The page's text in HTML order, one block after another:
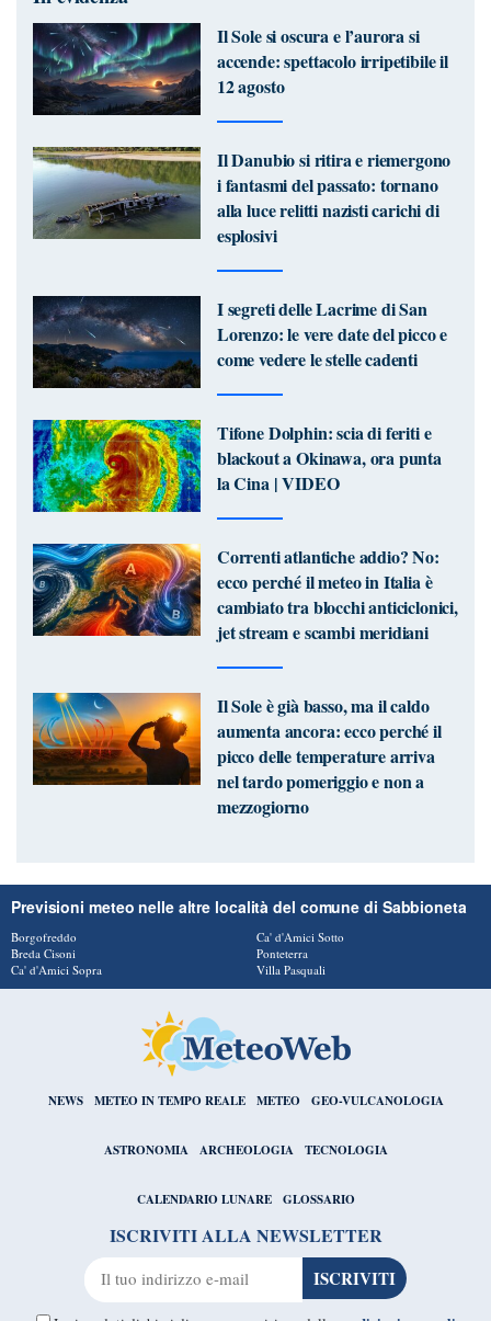
Il Sole si oscura e l’aurora si
accende: spettacolo irripetibile il
12 agosto
Il Danubio si ritira e riemergono
i fantasmi del passato: tornano
alla luce relitti nazisti carichi di
esplosivi
I segreti delle Lacrime di San
Lorenzo: le vere date del picco e
come vedere le stelle cadenti
Tifone Dolphin: scia di feriti e
blackout a Okinawa, ora punta
la Cina | VIDEO
Correnti atlantiche addio? No:
ecco perché il meteo in Italia è
cambiato tra blocchi anticiclonici,
jet stream e scambi meridiani
Il Sole è già basso, ma il caldo
aumenta ancora: ecco perché il
picco delle temperature arriva
nel tardo pomeriggio e non a
mezzogiorno
Previsioni meteo nelle altre località del comune di Sabbioneta
Borgofreddo
Breda Cisoni
Ca' d'Amici Sopra
Ca' d'Amici Sotto
Ponteterra
Villa Pasquali
NEWS METEO IN TEMPO REALE METEO GEO-VULCANOLOGIA
ASTRONOMIA ARCHEOLOGIA TECNOLOGIA
CALENDARIO LUNARE GLOSSARIO
ISCRIVITI ALLA NEWSLETTER